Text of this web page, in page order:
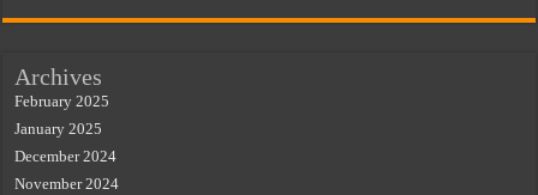
Archives
February 2025
January 2025
December 2024
November 2024